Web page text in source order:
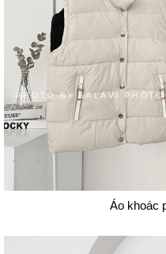
Áo khoác